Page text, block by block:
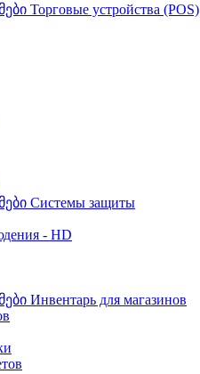
Торговые устройства (POS)
Cистемы защиты
- HD
Инвентарь для магазинов